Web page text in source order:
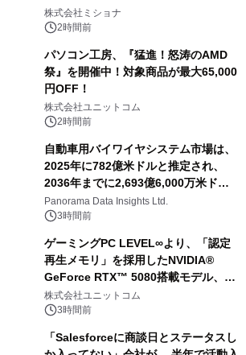
株式会社ミショナ
2時間前
パソコン工房、『猛進！怒涛のAMD
祭』を開催中！対象商品が最大65,000
円OFF！
株式会社ユニットコム
2時間前
自動車用バイワイヤシステム市場は、
2025年に782億米ドルと推定され、
2036年までに2,693億6,000万米ドル
に達すると予測されており、予測期間
（2026年～2036年）
Panorama Data Insights Ltd.
3時間前
ゲーミングPC LEVEL∞より、「認定
再生メモリ」を採用したNVIDIA®
GeForce RTX™ 5080搭載モデル、
NVIDIA® GeForce RTX™ 5070 Ti搭
載モデルを販売開始
株式会社ユニットコム
3時間前
「Salesforceに商談日とステータスし